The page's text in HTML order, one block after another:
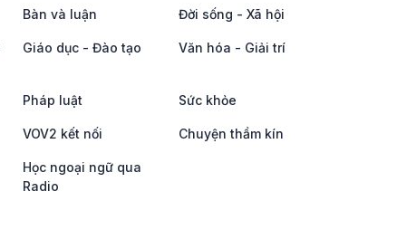
Bàn và luận Đời sống - Xã hội
Giáo dục - Đào tạo Văn hóa - Giải trí
Pháp luật Sức khỏe
VOV2 kết nối Chuyện thầm kín
Học ngoại ngữ qua
Radio